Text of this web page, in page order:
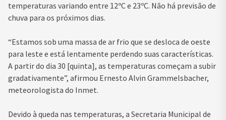
temperaturas variando entre 12ºC e 23ºC. Não há previsão de
chuva para os próximos dias.
“Estamos sob uma massa de ar frio que se desloca de oeste
para leste e está lentamente perdendo suas características.
A partir do dia 30 [quinta], as temperaturas começam a subir
gradativamente”, afirmou Ernesto Alvin Grammelsbacher,
meteorologista do Inmet.
Devido à queda nas temperaturas, a Secretaria Municipal de